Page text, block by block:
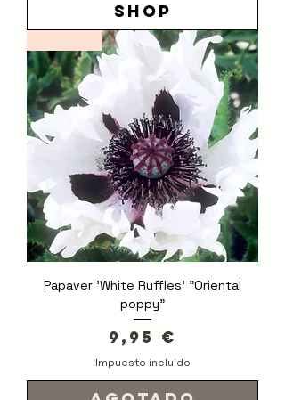
shop
Papaver 'White Ruffles' "Oriental
poppy"
Precio
9,95 €
Impuesto incluido